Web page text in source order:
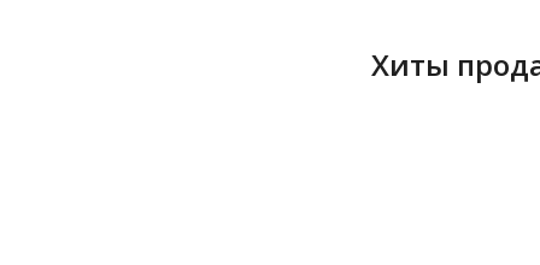
Хиты